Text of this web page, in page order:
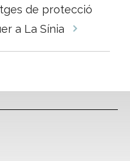
de protecció
a La Sínia